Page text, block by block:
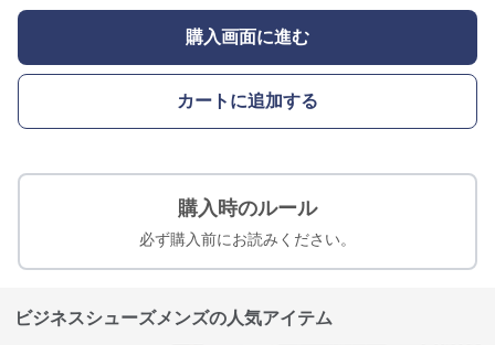
購入画面に進む
カートに追加する
購入時のルール
必ず購入前にお読みください。
ビジネスシューズメンズの人気アイテム